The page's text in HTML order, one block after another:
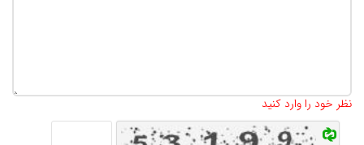
نظر خود را وارد کنید